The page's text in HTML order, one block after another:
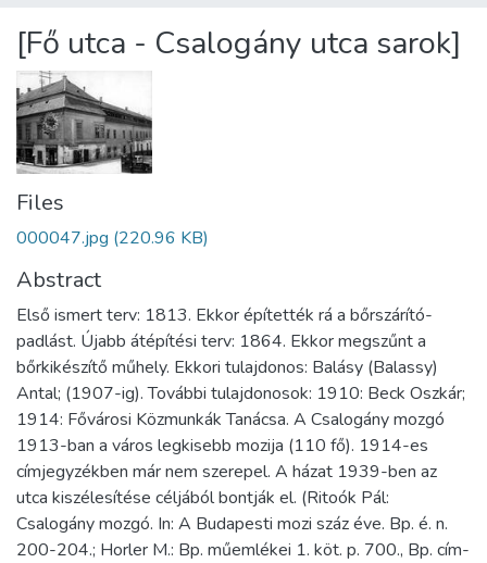
Statistics
About us
[Fő utca - Csalogány utca sarok]
Files
000047.jpg (220.96 KB)
Abstract
Első ismert terv: 1813. Ekkor építették rá a bőrszárító-
padlást. Újabb átépítési terv: 1864. Ekkor megszűnt a
bőrkikészítő műhely. Ekkori tulajdonos: Balásy (Balassy)
Antal; (1907-ig). További tulajdonosok: 1910: Beck Oszkár;
1914: Fővárosi Közmunkák Tanácsa. A Csalogány mozgó
1913-ban a város legkisebb mozija (110 fő). 1914-es
címjegyzékben már nem szerepel. A házat 1939-ben az
utca kiszélesítése céljából bontják el. (Ritoók Pál:
Csalogány mozgó. In: A Budapesti mozi száz éve. Bp. é. n.
200-204.; Horler M.: Bp. műemlékei 1. köt. p. 700., Bp. cím-